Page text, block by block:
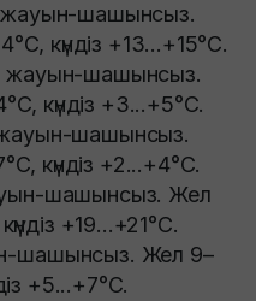
жауын-шашынсыз.
күндіз +13...+15°C.
жауын-шашынсыз.
күндіз +3...+5°C.
шашынсыз.
күндіз +2...+4°C.
шашынсыз. Жел
+19...+21°C.
шашынсыз. Жел 9–
+5...+7°C.